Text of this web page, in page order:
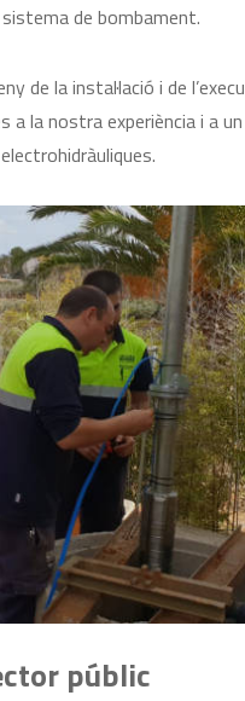
de bombament.
de la instal·lació i de
la nostra experiència i a
públic